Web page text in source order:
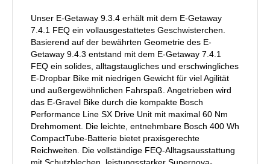
Unser E-Getaway 9.3.4 erhält mit dem E-Getaway
7.4.1 FEQ ein vollausgestattetes Geschwisterchen.
Basierend auf der bewährten Geometrie des E-
Getaway 9.4.3 entstand mit dem E-Getaway 7.4.1
FEQ ein solides, alltagstaugliches und erschwingliches
E-Dropbar Bike mit niedrigen Gewicht für viel Agilität
und außergewöhnlichen Fahrspaß. Angetrieben wird
das E-Gravel Bike durch die kompakte Bosch
Performance Line SX Drive Unit mit maximal 60 Nm
Drehmoment. Die leichte, entnehmbare Bosch 400 Wh
CompactTube-Batterie bietet praxisgerechte
Reichweiten. Die vollständige FEQ-Alltagsausstattung